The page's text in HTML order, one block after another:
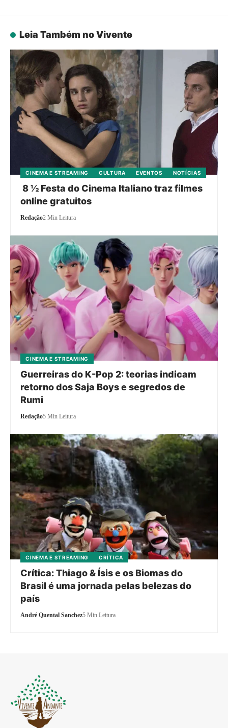
Leia Também no Vivente
CINEMA E STREAMING CULTURA EVENTOS NOTÍCIAS
8 ½ Festa do Cinema Italiano traz filmes
online gratuitos
Redação2 Min Leitura
CINEMA E STREAMING
Guerreiras do K-Pop 2: teorias indicam
retorno dos Saja Boys e segredos de
Rumi
Redação5 Min Leitura
CINEMA E STREAMING CRÍTICA
Crítica: Thiago & Ísis e os Biomas do
Brasil é uma jornada pelas belezas do
país
André Quental Sanchez5 Min Leitura